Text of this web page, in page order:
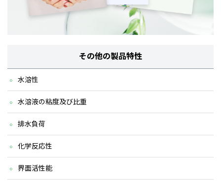
その他の製品特性
水溶性
水溶液の粘度及び比重
排水負荷
化学反応性
界面活性能